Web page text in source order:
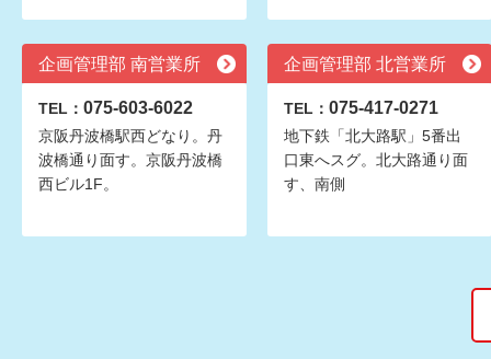
企画管理部 南営業所
TEL： 075-603-6022
京阪丹波橋駅西どなり。丹
波橋通り面す。京阪丹波橋
西ビル1F。
企画管理部 北営業所
TEL： 075-417-0271
地下鉄「北大路駅」5番出
口東へスグ。北大路通り面
す、南側